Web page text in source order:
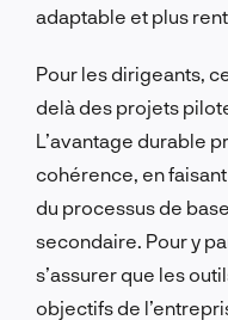
adaptable et plus
Pour les dirigeants,
delà des projets
L’avantage durable
cohérence, en
du processus de
secondaire. Pour y
s’assurer que les
objectifs de